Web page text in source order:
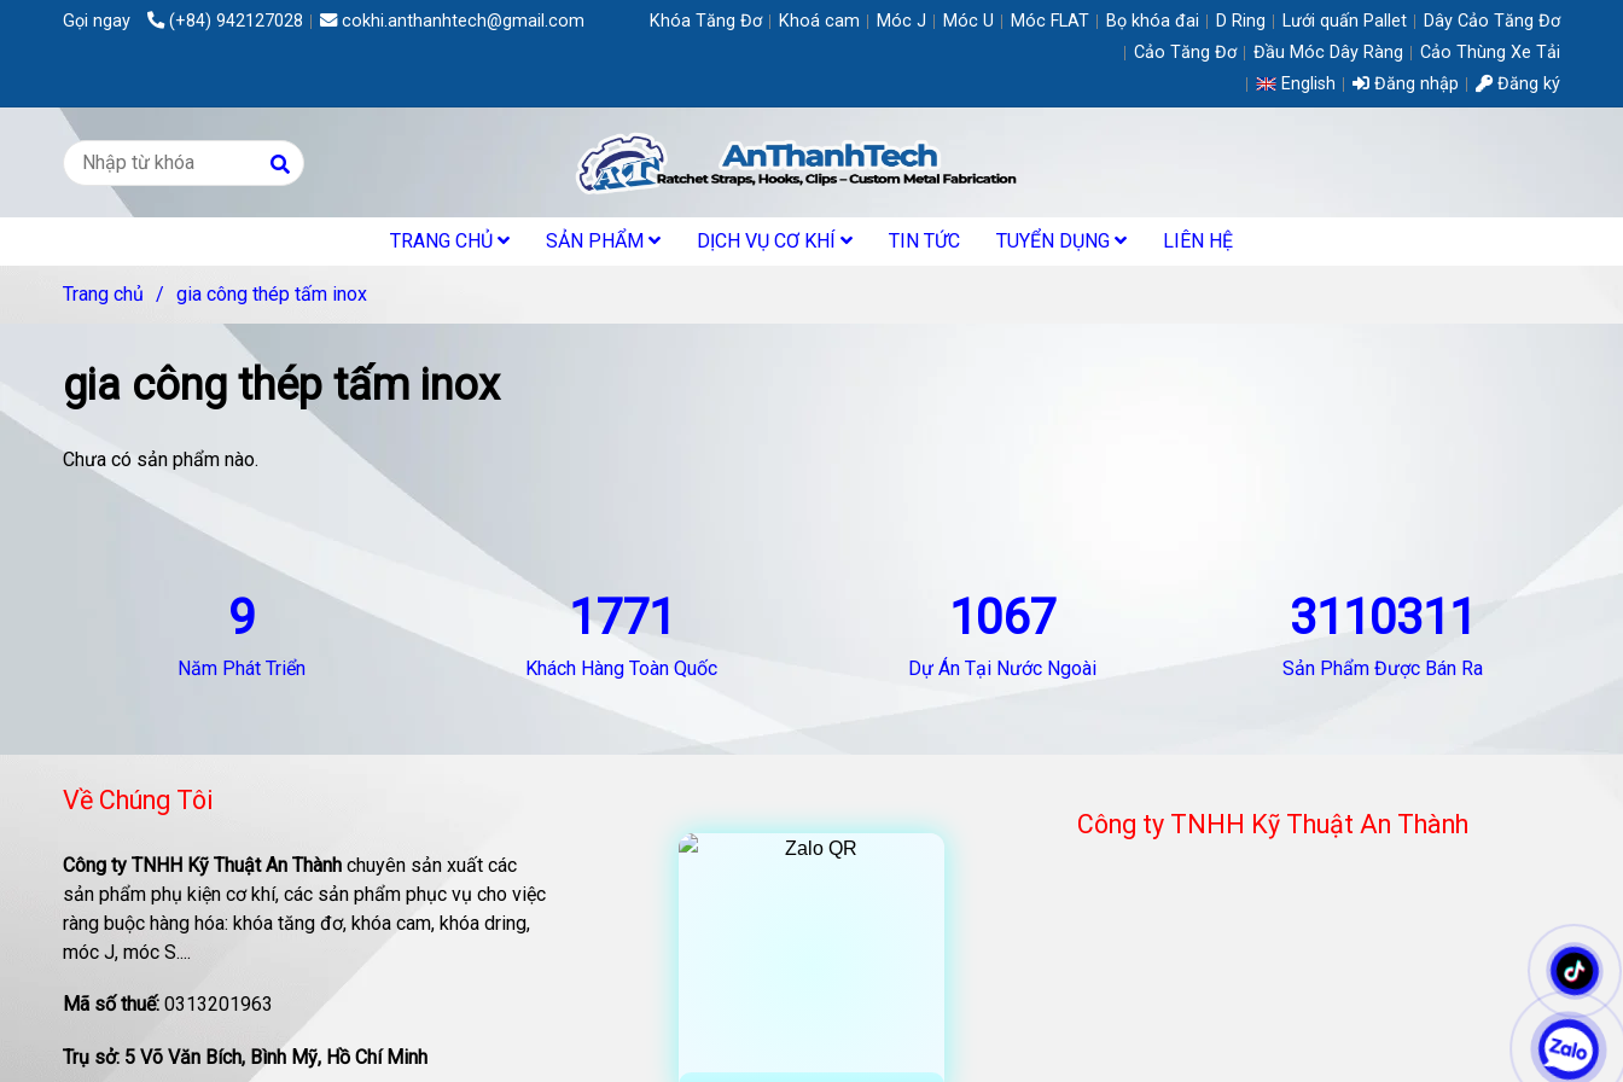
Gọi ngay (+84) 942127028 cokhi.anthanhtech@gmail.com Khóa Tăng Đơ Khoá cam Móc J Móc U Móc FLAT Bọ khóa đai D Ring Lưới quấn Pallet
Dây Cảo Tăng Đơ
Cảo Tăng Đơ
Đầu Móc Dây Ràng
Cảo Thùng Xe Tải
English
Đăng nhập Đăng ký
TRANG CHỦ SẢN PHẨM DỊCH VỤ CƠ KHÍ TIN TỨC TUYỂN DỤNG LIÊN HỆ
Trang chủ / gia công thép tấm inox
gia công thép tấm inox
Chưa có sản phẩm nào.
9
Năm Phát Triển
1771
Khách Hàng Toàn Quốc
1067
Dự Án Tại Nước Ngoài
3110311
Sản Phẩm Được Bán Ra
Về Chúng Tôi
Công ty TNHH Kỹ Thuật An Thành chuyên sản xuất các
sản phẩm phụ kiện cơ khí, các sản phẩm phục vụ cho việc
ràng buộc hàng hóa: khóa tăng đơ, khóa cam, khóa dring,
móc J, móc S....
Mã số thuế: 0313201963
Trụ sở: 5 Võ Văn Bích, Bình Mỹ, Hồ Chí Minh
Công ty TNHH Kỹ Thuật An Thành